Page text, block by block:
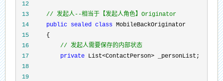
12
13
// 发起人--相当于【发起人角色】Originator
14
public sealed class
15
16
// 发起人需要保存的内部状态
17
private List<ContactPerson>
18
19